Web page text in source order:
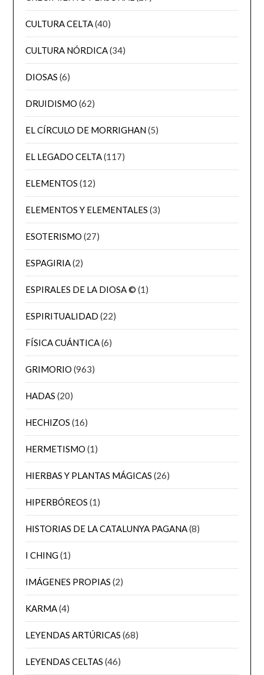
CULTURA CELTA(40)
CULTURA NÓRDICA(34)
DIOSAS (6)
DRUIDISMO (62)
EL CÍRCULO DE MORRIGHAN(5)
EL LEGADO CELTA(117)
ELEMENTOS (12)
ELEMENTOS Y ELEMENTALES (3)
ESOTERISMO (27)
ESPAGIRIA(2)
ESPIRALES DE LA DIOSA © (1)
ESPIRITUALIDAD (22)
FÍSICA CUÁNTICA(6)
GRIMORIO (963)
HADAS (20)
HECHIZOS (16)
HERMETISMO (1)
HIERBAS Y PLANTAS MÁGICAS (26)
HIPERBÓREOS (1)
HISTORIAS DE LA CATALUNYA PAGANA(8)
I CHING(1)
IMÁGENES PROPIAS (2)
KARMA(4)
LEYENDAS ARTÚRICAS (68)
LEYENDAS CELTAS (46)